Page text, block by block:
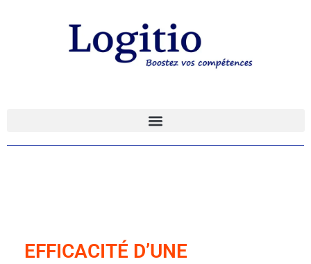
EFFICACITÉ D’UNE